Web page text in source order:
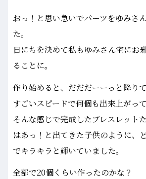
おっ！と思い急いでパーツをゆみさ
た。
日にちを決めて私もゆみさん宅にお
ることに。
作り始めると、だだだーーっと降り
すごいスピードで何個も出来上がって
そんな感じで完成したブレスレット
はあっ！と出てきた子供のように、
でキラキラと輝いていました。
全部で20個くらい作ったのかな？